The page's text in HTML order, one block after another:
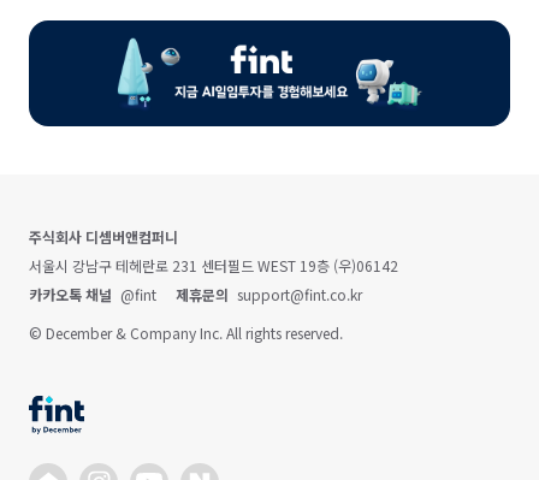
주식회사 디셈버앤컴퍼니
서울시 강남구 테헤란로 231 센터필드 WEST 19층 (우)06142
카카오톡 채널 @fint 제휴문의 support@fint.co.kr
© December & Company Inc. All rights reserved.